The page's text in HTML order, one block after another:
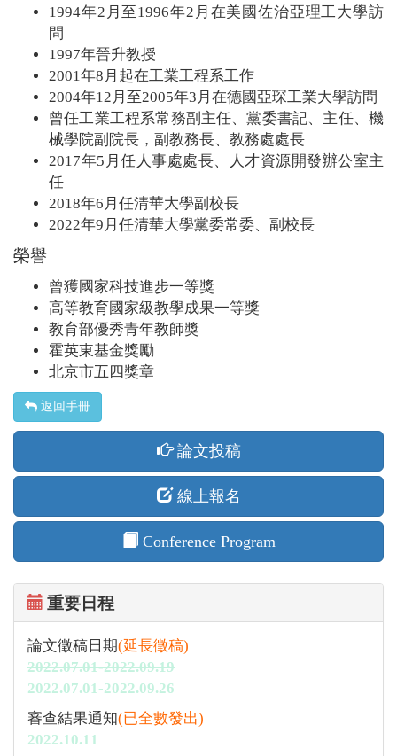
1994年2月至1996年2月在美國佐治亞理工大學訪
問
1997年晉升教授
2001年8月起在工業工程系工作
2004年12月至2005年3月在德國亞琛工業大學訪問
曾任工業工程系常務副主任、黨委書記、主任、機
械學院副院長，副教務長、教務處處長
2017年5月任人事處處長、人才資源開發辦公室主
任
2018年6月任清華大學副校長
2022年9月任清華大學黨委常委、副校長
榮譽
曾獲國家科技進步一等獎
高等教育國家級教學成果一等獎
教育部優秀青年教師獎
霍英東基金獎勵
北京市五四獎章
返回手冊
論文投稿
線上報名
Conference Program
重要日程
論文徵稿日期(延長徵稿)
2022.07.01-2022.09.19
2022.07.01-2022.09.26
審查結果通知(已全數發出)
2022.10.11